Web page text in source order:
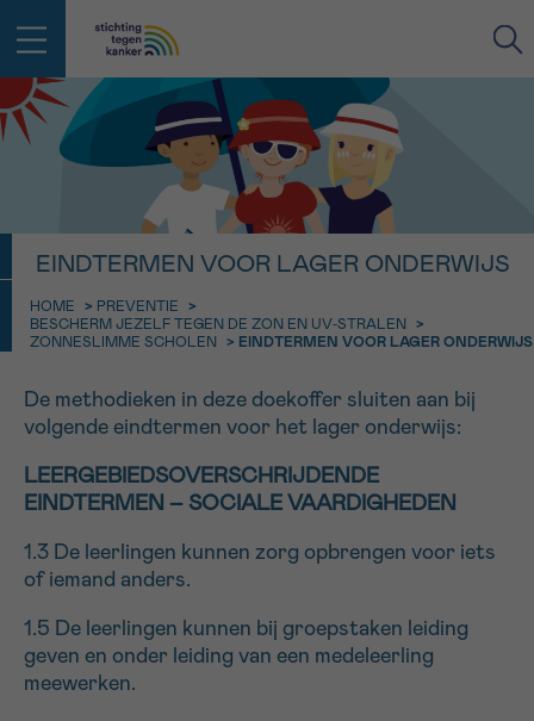
EINDTERMEN VOOR LAGER ONDERWIJS
HOME > PREVENTIE
>
BESCHERM JEZELF TEGEN DE ZON EN UV-STRALEN
>
ZONNESLIMME SCHOLEN
> EINDTERMEN VOOR LAGER ONDERWIJS
De methodieken in deze doekoffer sluiten aan bij
volgende eindtermen voor het lager onderwijs:
LEERGEBIEDSOVERSCHRIJDENDE
EINDTERMEN – SOCIALE VAARDIGHEDEN
1.3 De leerlingen kunnen zorg opbrengen voor iets
of iemand anders.
1.5 De leerlingen kunnen bij groepstaken leiding
geven en onder leiding van een medeleerling
meewerken.
NAAM
VOORNAAM
IN DE STRIJD TEGEN KANKER STA
JE NIET ALLEEN
Bel ons op 0800 15 802
Via ons
contactformulier
Ik wil graag opgebeld worden
NAAM
VOORNAAM
Afspraak Vraag
9h-11h
11h-13h
Verder